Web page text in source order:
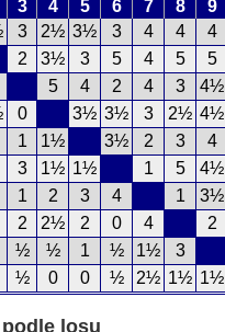
3 4 5 6 7 8 9
3 2½ 3½ 3 4 4 4
2 3½ 3 5 4 5 5
5 4 2 4 3 4½
0 3½ 3½ 3 2½ 4½
1 1½ 3½ 2 3 4
3 1½ 1½ 1 5 4½
1 2 3 4 1 3½
2 2½ 2 0 4 2
½ ½ 1 ½ 1½ 3
½ 0 0 ½ 2½ 1½ 1½
losu